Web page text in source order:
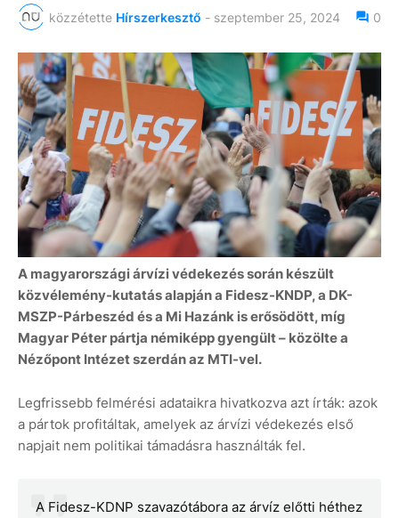
közzétette Hírszerkesztő - szeptember 25, 2024 0
A magyarországi árvízi védekezés során készült
közvélemény-kutatás alapján a Fidesz-KNDP, a DK-
MSZP-Párbeszéd és a Mi Hazánk is erősödött, míg
Magyar Péter pártja némiképp gyengült – közölte a
Nézőpont Intézet szerdán az MTI-vel.
Legfrissebb felmérési adataikra hivatkozva azt írták: azok
a pártok profitáltak, amelyek az árvízi védekezés első
napjait nem politikai támadásra használták fel.
A Fidesz-KDNP szavazótábora az árvíz előtti héthez